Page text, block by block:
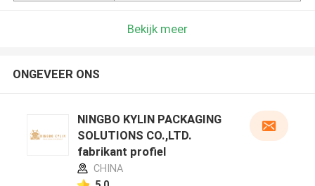
Bekijk meer
ONGEVEER ONS
NINGBO KYLIN PACKAGING
SOLUTIONS CO.,LTD.
fabrikant profiel
CHINA